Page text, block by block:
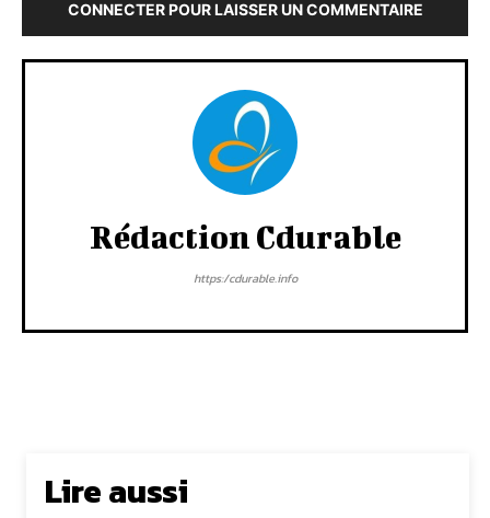
CONNECTER POUR LAISSER UN COMMENTAIRE
Rédaction Cdurable
https:/cdurable.info
Lire aussi